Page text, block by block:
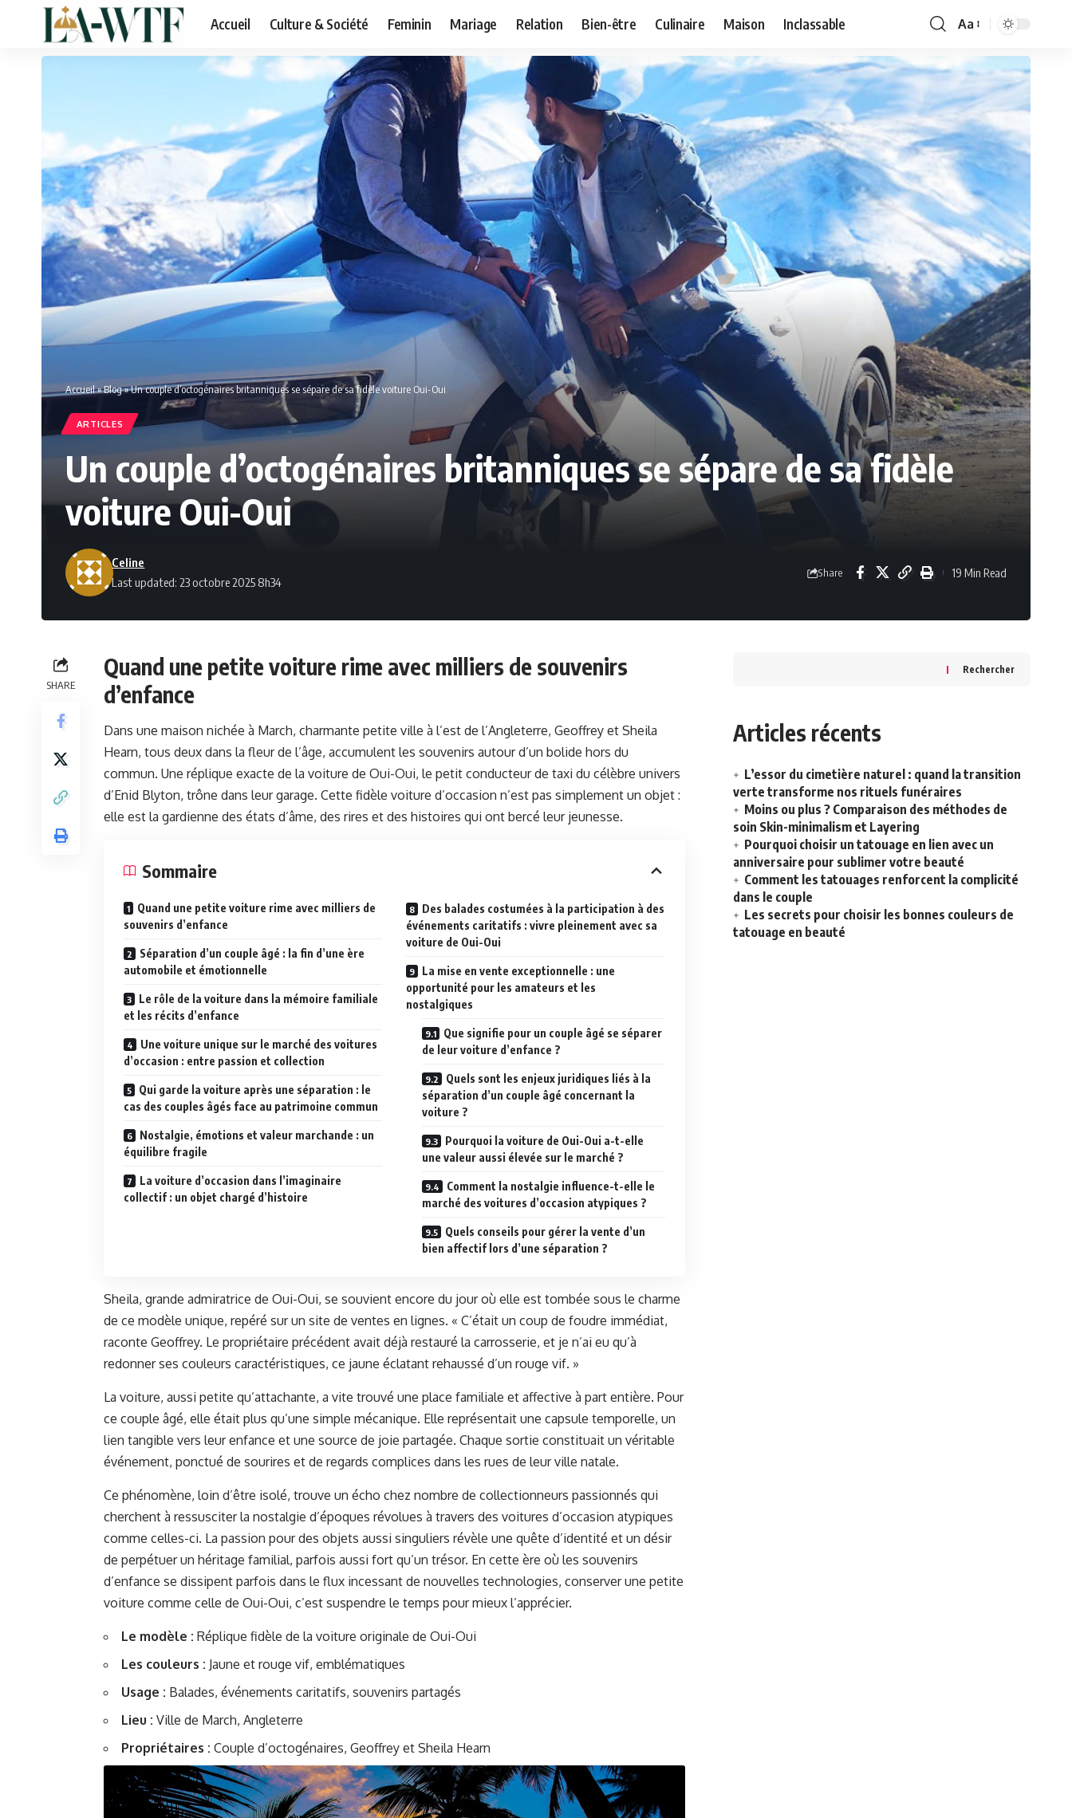
Accueil Culture & Société Feminin Mariage Relation Bien-être Culinaire Maison Inclassable
Font
Resizer
Aa
Accueil»Blog»Un couple d’octogénaires britanniques se sépare de sa fidèle voiture Oui-Oui
ARTICLES
Un couple d’octogénaires britanniques se sépare de sa fidèle
voiture Oui-Oui
Last updated: 23 octobre 2025 8h34
Celine
Share 19 Min Read
SHARE
Quand une petite voiture rime avec milliers de souvenirs
d’enfance
Dans une maison nichée à March, charmante petite ville à l’est de l’Angleterre, Geoffrey et Sheila
Hearn, tous deux dans la fleur de l’âge, accumulent les souvenirs autour d’un bolide hors du
commun. Une réplique exacte de la voiture de Oui-Oui, le petit conducteur de taxi du célèbre univers
d’Enid Blyton, trône dans leur garage. Cette fidèle voiture d’occasion n’est pas simplement un objet :
elle est la gardienne des états d’âme, des rires et des histoires qui ont bercé leur jeunesse.
Sommaire
Quand une petite voiture rime avec milliers de
souvenirs d’enfance
Séparation d’un couple âgé : la fin d’une ère
automobile et émotionnelle
Le rôle de la voiture dans la mémoire familiale
et les récits d’enfance
Une voiture unique sur le marché des voitures
d’occasion : entre passion et collection
Qui garde la voiture après une séparation : le
cas des couples âgés face au patrimoine commun
Nostalgie, émotions et valeur marchande : un
équilibre fragile
La voiture d’occasion dans l’imaginaire
collectif : un objet chargé d’histoire
Des balades costumées à la participation à des
événements caritatifs : vivre pleinement avec sa
voiture de Oui-Oui
La mise en vente exceptionnelle : une
opportunité pour les amateurs et les
nostalgiques
Que signifie pour un couple âgé se séparer
de leur voiture d’enfance ?
Quels sont les enjeux juridiques liés à la
séparation d’un couple âgé concernant la
voiture ?
Pourquoi la voiture de Oui-Oui a-t-elle
une valeur aussi élevée sur le marché ?
Comment la nostalgie influence-t-elle le
marché des voitures d’occasion atypiques ?
Quels conseils pour gérer la vente d’un
bien affectif lors d’une séparation ?
Sheila, grande admiratrice de Oui-Oui, se souvient encore du jour où elle est tombée sous le charme
de ce modèle unique, repéré sur un site de ventes en lignes. « C’était un coup de foudre immédiat,
raconte Geoffrey. Le propriétaire précédent avait déjà restauré la carrosserie, et je n’ai eu qu’à
redonner ses couleurs caractéristiques, ce jaune éclatant rehaussé d’un rouge vif. »
La voiture, aussi petite qu’attachante, a vite trouvé une place familiale et affective à part entière. Pour
ce couple âgé, elle était plus qu’une simple mécanique. Elle représentait une capsule temporelle, un
lien tangible vers leur enfance et une source de joie partagée. Chaque sortie constituait un véritable
événement, ponctué de sourires et de regards complices dans les rues de leur ville natale.
Ce phénomène, loin d’être isolé, trouve un écho chez nombre de collectionneurs passionnés qui
cherchent à ressusciter la nostalgie d’époques révolues à travers des voitures d’occasion atypiques
comme celles-ci. La passion pour des objets aussi singuliers révèle une quête d’identité et un désir
de perpétuer un héritage familial, parfois aussi fort qu’un trésor. En cette ère où les souvenirs
d’enfance se dissipent parfois dans le flux incessant de nouvelles technologies, conserver une petite
voiture comme celle de Oui-Oui, c’est suspendre le temps pour mieux l’apprécier.
Le modèle : Réplique fidèle de la voiture originale de Oui-Oui
Les couleurs : Jaune et rouge vif, emblématiques
Usage : Balades, événements caritatifs, souvenirs partagés
Lieu : Ville de March, Angleterre
Propriétaires : Couple d’octogénaires, Geoffrey et Sheila Hearn
Rechercher
Articles récents
L’essor du cimetière naturel : quand la transition
verte transforme nos rituels funéraires
Moins ou plus ? Comparaison des méthodes de
soin Skin-minimalism et Layering
Pourquoi choisir un tatouage en lien avec un
anniversaire pour sublimer votre beauté
Comment les tatouages renforcent la complicité
dans le couple
Les secrets pour choisir les bonnes couleurs de
tatouage en beauté